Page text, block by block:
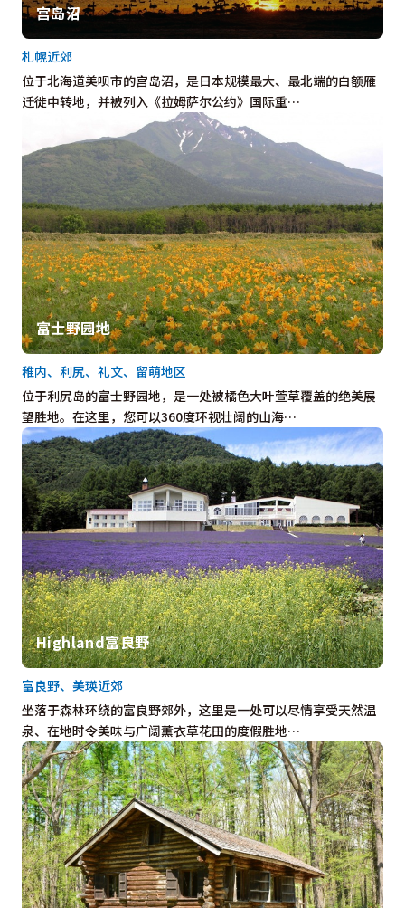
宫岛沼
位于北海道美呗市的宫岛沼，是日本规模最大、最北端的白额雁
迁徙中转地，并被列入《拉姆萨尔公约》国际重…
札幌近郊
富士野园地
位于利尻岛的富士野园地，是一处被橘色大叶萱草覆盖的绝美展
望胜地。在这里，您可以360度环视壮阔的山海…
稚内、利尻、礼文、留萌地区
Highland富良野
坐落于森林环绕的富良野郊外，这里是一处可以尽情享受天然温
泉、在地时令美味与广阔薰衣草花田的度假胜地…
富良野、美瑛近郊